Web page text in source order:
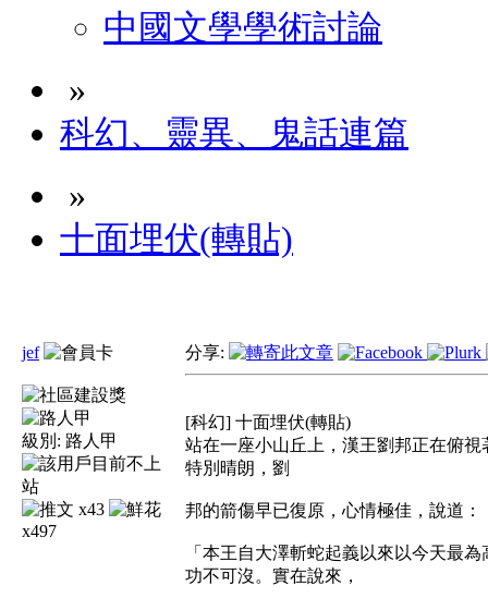
中國文學學術討論
»
科幻、靈異、鬼話連篇
»
十面埋伏(轉貼)
jef
級別: 路人甲
x43
x497
分享:
[科幻] 十面埋伏(轉貼)
站在一座小山丘上，漢王劉邦正在俯
特別晴朗，劉
邦的箭傷早已復原，心情極佳，說道：
「本王自大澤斬蛇起義以來以今天最
功不可沒。實在說來，